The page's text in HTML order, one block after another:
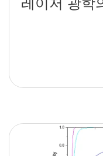
레이저 광학